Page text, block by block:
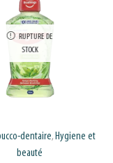
RUPTURE DE
STOCK
dentaire,Hygiene et
beauté